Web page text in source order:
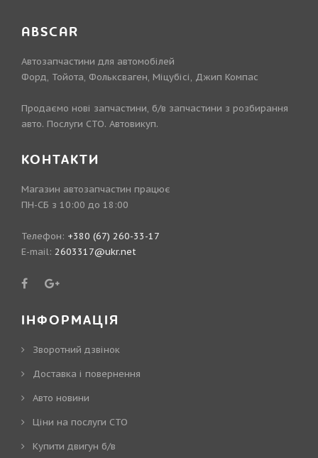
ABSCAR
Автозапчастини для автомобілей
Форд, Тойота, Фольксваген, Міцубісі, Джип Компас
Продаємо нові запчастини, б/в запчастини з розбирання
авто. Послуги СТО. Автовикуп.
КОНТАКТИ
Магазин автозапчастин працює
ПН-СБ з 10:00 до 18:00
Телефон: +380 (67) 260-33-17
E-mail: 2603317@ukr.net
ІНФОРМАЦІЯ
Зворотний дзвінок
Доставка і повернення
Авто новини
Ціни на послуги СТО
Купити двигун б/в